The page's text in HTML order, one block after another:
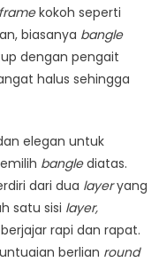
framekokoh seperti
biasanya bangle
dengan pengait
halus sehingga
elegan untuk
banglediatas.
dari dua layeryang
satu sisi layer,
rapi dan rapat.
berlian round